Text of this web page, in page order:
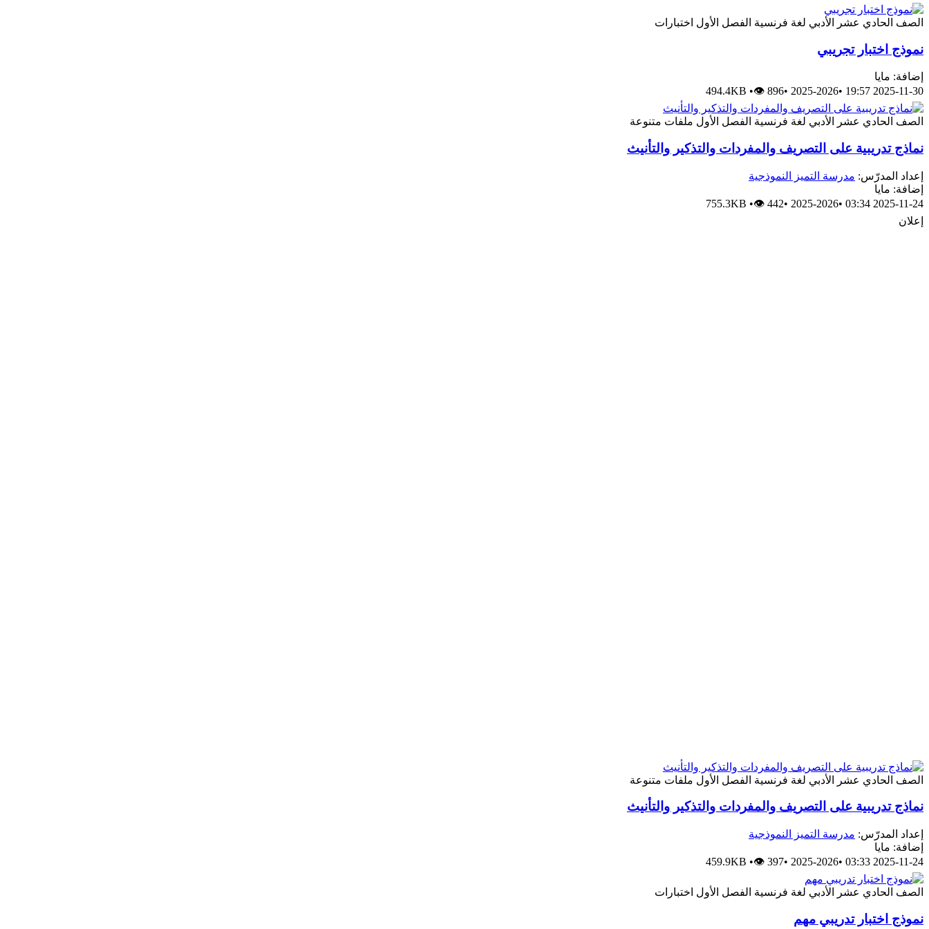
الصف الحادي عشر الأدبي لغة فرنسية الفصل الأول اختبارات
نموذج اختبار تجريبي
إضافة: مايا
2025-11-30 19:57
•
2025-2026
•
494.4KB •👁 896
الصف الحادي عشر الأدبي لغة فرنسية الفصل الأول ملفات متنوعة
نماذج تدريبية على التصريف والمفردات والتذكير والتأنيث
إعداد المدرّس: مدرسة التميز النموذجية
إضافة: مايا
2025-11-24 03:34
•
2025-2026
•
755.3KB •👁 442
إعلان
الصف الحادي عشر الأدبي لغة فرنسية الفصل الأول ملفات متنوعة
نماذج تدريبية على التصريف والمفردات والتذكير والتأنيث
إعداد المدرّس: مدرسة التميز النموذجية
إضافة: مايا
2025-11-24 03:33
•
2025-2026
•
459.9KB •👁 397
الصف الحادي عشر الأدبي لغة فرنسية الفصل الأول اختبارات
نموذج اختبار تدريبي مهم